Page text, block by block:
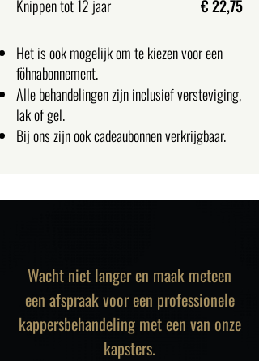
Knippen tot 12 jaar € 22,75
Het is ook mogelijk om te kiezen voor een
föhnabonnement.
Alle behandelingen zijn inclusief versteviging,
lak of gel.
Bij ons zijn ook cadeaubonnen verkrijgbaar.
Wacht niet langer en maak meteen
een afspraak voor een professionele
kappersbehandeling met een van onze
kapsters.